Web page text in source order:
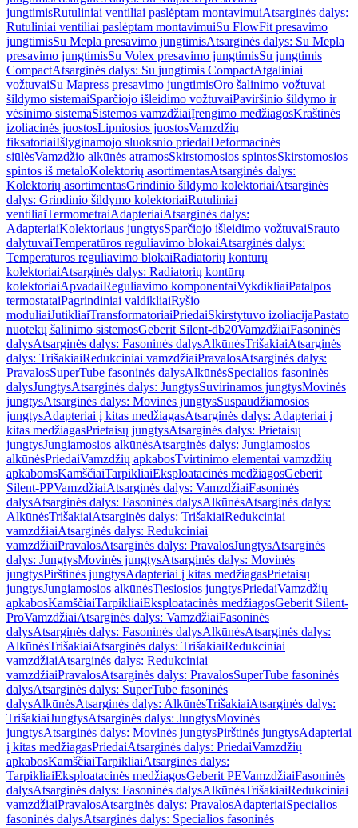
jungtimisRutuliniai ventiliai paslėptam montavimuiAtsarginės dalys:
Rutuliniai ventiliai paslėptam montavimuiSu FlowFit presavimo
jungtimisSu Mepla presavimo jungtimisAtsarginės dalys: Su Mepla
presavimo jungtimisSu Volex presavimo jungtimisSu jungtimis
CompactAtsarginės dalys: Su jungtimis CompactAtgaliniai
vožtuvaiSu Mapress presavimo jungtimisOro šalinimo vožtuvai
šildymo sistemaiSparčiojo išleidimo vožtuvaiPaviršinio šildymo ir
vėsinimo sistemaSistemos vamzdžiaiĮrengimo medžiagosKraštinės
izoliacinės juostosLipniosios juostosVamzdžių
fiksatoriaiIšlyginamojo sluoksnio priedaiDeformacinės
siūlėsVamzdžio alkūnės atramosSkirstomosios spintosSkirstomosios
spintos iš metaloKolektorių asortimentasAtsarginės dalys:
Kolektorių asortimentasGrindinio šildymo kolektoriaiAtsarginės
dalys: Grindinio šildymo kolektoriaiRutuliniai
ventiliaiTermometraiAdapteriaiAtsarginės dalys:
AdapteriaiKolektoriaus jungtysSparčiojo išleidimo vožtuvaiSrauto
dalytuvaiTemperatūros reguliavimo blokaiAtsarginės dalys:
Temperatūros reguliavimo blokaiRadiatorių kontūrų
kolektoriaiAtsarginės dalys: Radiatorių kontūrų
kolektoriaiApvadaiReguliavimo komponentaiVykdikliaiPatalpos
termostataiPagrindiniai valdikliaiRyšio
moduliaiJutikliaiTransformatoriaiPriedaiSkirstytuvo izoliacijaPastato
nuotekų šalinimo sistemosGeberit Silent-db20VamzdžiaiFasoninės
dalysAtsarginės dalys: Fasoninės dalysAlkūnėsTrišakiaiAtsarginės
dalys: TrišakiaiRedukciniai vamzdžiaiPravalosAtsarginės dalys:
PravalosSuperTube fasoninės dalysAlkūnėsSpecialios fasoninės
dalysJungtysAtsarginės dalys: JungtysSuvirinamos jungtysMovinės
jungtysAtsarginės dalys: Movinės jungtysSuspaudžiamosios
jungtysAdapteriai į kitas medžiagasAtsarginės dalys: Adapteriai į
kitas medžiagasPrietaisų jungtysAtsarginės dalys: Prietaisų
jungtysJungiamosios alkūnėsAtsarginės dalys: Jungiamosios
alkūnėsPriedaiVamzdžių apkabosTvirtinimo elementai vamzdžių
apkabomsKamščiaiTarpikliaiEksploatacinės medžiagosGeberit
Silent-PPVamzdžiaiAtsarginės dalys: VamzdžiaiFasoninės
dalysAtsarginės dalys: Fasoninės dalysAlkūnėsAtsarginės dalys:
AlkūnėsTrišakiaiAtsarginės dalys: TrišakiaiRedukciniai
vamzdžiaiAtsarginės dalys: Redukciniai
vamzdžiaiPravalosAtsarginės dalys: PravalosJungtysAtsarginės
dalys: JungtysMovinės jungtysAtsarginės dalys: Movinės
jungtysPirštinės jungtysAdapteriai į kitas medžiagasPrietaisų
jungtysJungiamosios alkūnėsTiesiosios jungtysPriedaiVamzdžių
apkabosKamščiaiTarpikliaiEksploatacinės medžiagosGeberit Silent-
ProVamzdžiaiAtsarginės dalys: VamzdžiaiFasoninės
dalysAtsarginės dalys: Fasoninės dalysAlkūnėsAtsarginės dalys:
AlkūnėsTrišakiaiAtsarginės dalys: TrišakiaiRedukciniai
vamzdžiaiAtsarginės dalys: Redukciniai
vamzdžiaiPravalosAtsarginės dalys: PravalosSuperTube fasoninės
dalysAtsarginės dalys: SuperTube fasoninės
dalysAlkūnėsAtsarginės dalys: AlkūnėsTrišakiaiAtsarginės dalys:
TrišakiaiJungtysAtsarginės dalys: JungtysMovinės
jungtysAtsarginės dalys: Movinės jungtysPirštinės jungtysAdapteriai
į kitas medžiagasPriedaiAtsarginės dalys: PriedaiVamzdžių
apkabosKamščiaiTarpikliaiAtsarginės dalys:
TarpikliaiEksploatacinės medžiagosGeberit PEVamzdžiaiFasoninės
dalysAtsarginės dalys: Fasoninės dalysAlkūnėsTrišakiaiRedukciniai
vamzdžiaiPravalosAtsarginės dalys: PravalosAdapteriaiSpecialios
fasoninės dalysAtsarginės dalys: Specialios fasoninės